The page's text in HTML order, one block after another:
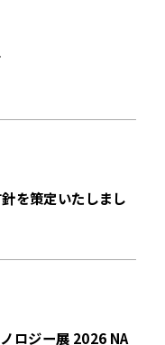
を策定いたしまし
ロジー展 2026 NA